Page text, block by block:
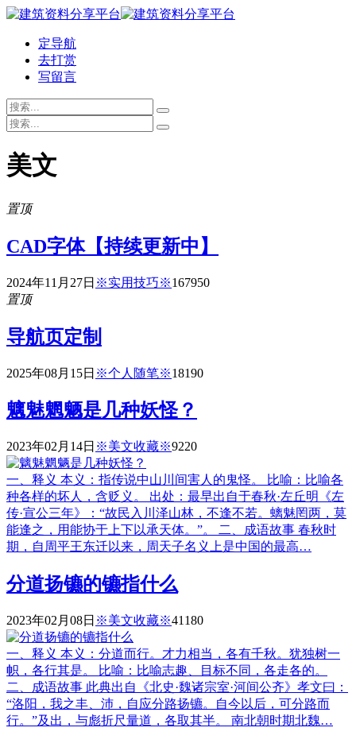
定导航
去打赏
写留言
美文
置顶
CAD字体【持续更新中】
2024年11月27日 ※实用技巧※167950
置顶
导航页定制
2025年08月15日 ※个人随笔※18190
魑魅魍魉是几种妖怪？
2023年02月14日 ※美文收藏※9220
一、释义 本义：指传说中山川间害人的鬼怪。 比喻：比喻各
种各样的坏人，含贬义。 出处：最早出自于春秋·左丘明《左
传·宣公三年》：“故民入川泽山林，不逢不若。螭魅罔两，莫
能逢之，用能协于上下以承天体。”。 二、成语故事 春秋时
期，自周平王东迁以来，周天子名义上是中国的最高…
分道扬镳的镳指什么
2023年02月08日 ※美文收藏※41180
一、释义 本义：分道而行。才力相当，各有千秋。犹独树一
帜，各行其是。 比喻：比喻志趣、目标不同，各走各的。
二、成语故事 此典出自《北史·魏诸宗室·河间公齐》孝文曰：
“洛阳，我之丰、沛，自应分路扬镳。自今以后，可分路而
行。”及出，与彪折尺量道，各取其半。 南北朝时期北魏…